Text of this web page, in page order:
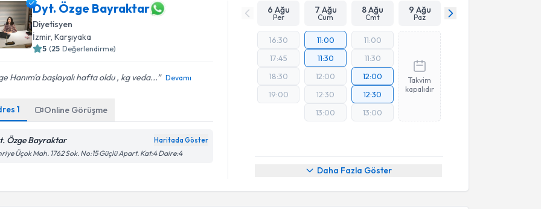
Dyt. Özge Bayraktar
Diyetisyen
İzmir, Karşıyaka
5 (25 Değerlendirme)
Hanım'a başlayalı hafta oldu , kg veda... Devamı
1 Online Görüşme
Özge Bayraktar Haritada Göster
Üçok Mah. 1762 Sok. No:15 Güçlü Apart. Kat:4 Daire:4
6 Ağu
Per
7 Ağu
Cum
8 Ağu
Cmt
9 Ağu
Paz
16:30
17:45
18:30
19:00
11:00
11:30
12:00
12:30
13:00
11:00
11:30
12:00
12:30
13:00
Takvim
kapalıdır
Daha Fazla Göster